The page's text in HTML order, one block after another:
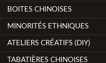
BOITES CHINOISES
MINORITÉS ETHNIQUES
ATELIERS CRÉATIFS (DIY)
TABATIÈRES CHINOISES